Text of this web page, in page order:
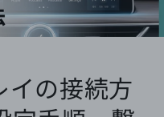
イの接続方